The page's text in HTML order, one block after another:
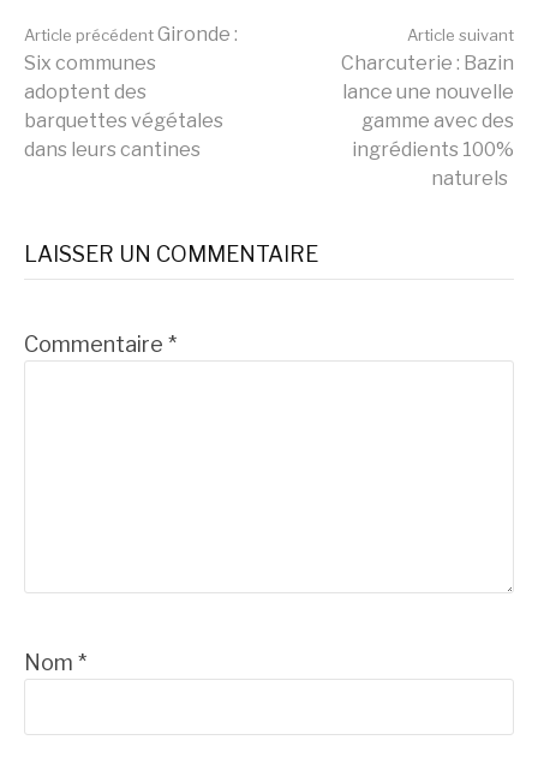
Lire
la
Article précédentGironde :
Six communes
adoptent des
barquettes végétales
dans leurs cantines
Article suivant
Charcuterie : Bazin
lance une nouvelle
gamme avec des
ingrédients 100%
naturels
LAISSER UN COMMENTAIRE
Commentaire *
Nom *